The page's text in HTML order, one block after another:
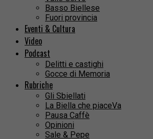
Basso Biellese
Fuori provincia
Eventi & Cultura
Video
Podcast
Delitti e castighi
Gocce di Memoria
Rubriche
Gli Sbiellati
La Biella che piaceVa
Pausa Caffè
Opinioni
Sale & Pepe